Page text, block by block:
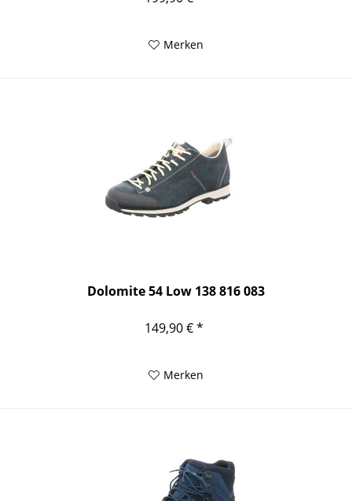
Merken
Dolomite 54 Low 138 816 083
149,90 € *
Merken